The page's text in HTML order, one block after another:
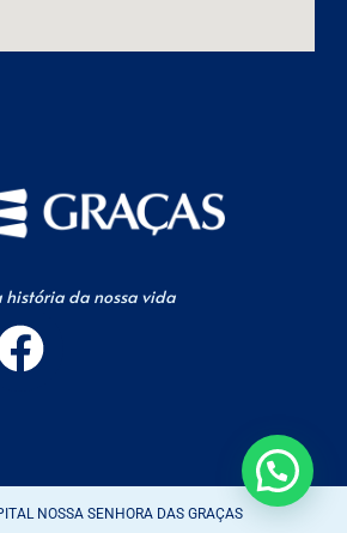
história da nossa vida
NOSSA SENHORA DAS GRAÇAS